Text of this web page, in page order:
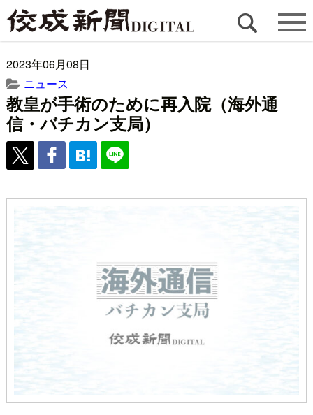
2023年06月08日
ニュース
教皇が手術のために再入院（海外通
信・バチカン支局）